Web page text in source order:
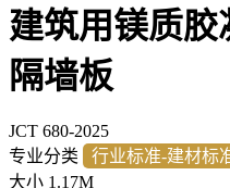
建筑用镁质
隔墙板
JCT 680-2025
专业分类
行业标准-建材标
大小 1.17M